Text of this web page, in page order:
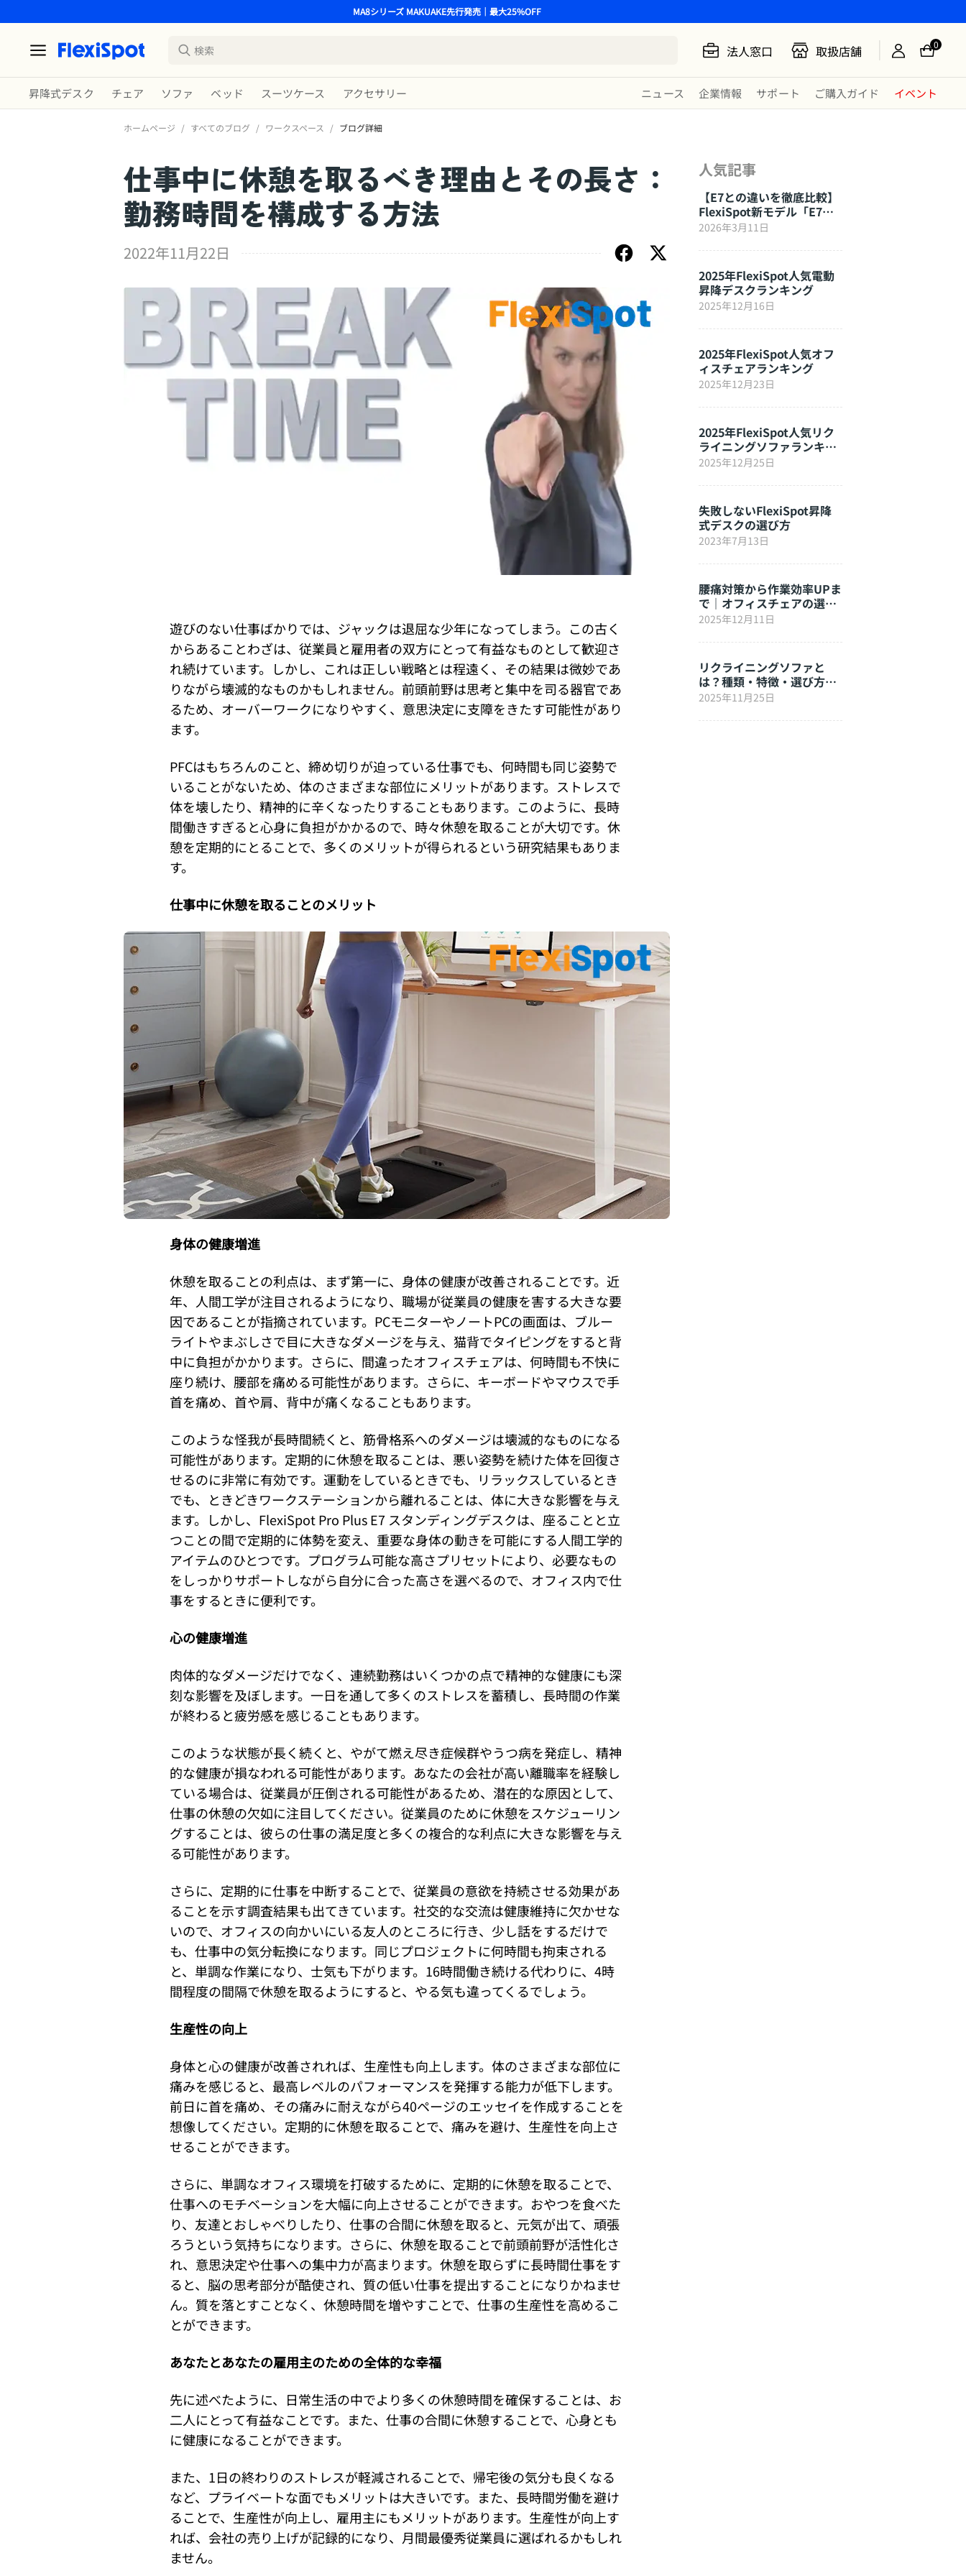
MA8シリーズ MAKUAKE先行発売｜最大25%OFF
法人窓口 取扱店舗 0
昇降式デスク チェア ソファ ベッド スーツケース アクセサリー ニュース 企業情報 サポート ご購入ガイド イベント
ホームページ / すべてのブログ / ワークスペース / ブログ詳細
仕事中に休憩を取るべき理由とその長さ：
勤務時間を構成する方法
2022年11月22日
遊びのない仕事ばかりでは、ジャックは退屈な少年になってしまう。この古く
からあることわざは、従業員と雇用者の双方にとって有益なものとして歓迎さ
れ続けています。しかし、これは正しい戦略とは程遠く、その結果は微妙であ
りながら壊滅的なものかもしれません。前頭前野は思考と集中を司る器官であ
るため、オーバーワークになりやすく、意思決定に支障をきたす可能性があり
ます。
PFCはもちろんのこと、締め切りが迫っている仕事でも、何時間も同じ姿勢で
いることがないため、体のさまざまな部位にメリットがあります。ストレスで
体を壊したり、精神的に辛くなったりすることもあります。このように、長時
間働きすぎると心身に負担がかかるので、時々休憩を取ることが大切です。休
憩を定期的にとることで、多くのメリットが得られるという研究結果もありま
す。
仕事中に休憩を取ることのメリット
身体の健康増進
休憩を取ることの利点は、まず第一に、身体の健康が改善されることです。近
年、人間工学が注目されるようになり、職場が従業員の健康を害する大きな要
因であることが指摘されています。PCモニターやノートPCの画面は、ブルー
ライトやまぶしさで目に大きなダメージを与え、猫背でタイピングをすると背
中に負担がかかります。さらに、間違ったオフィスチェアは、何時間も不快に
座り続け、腰部を痛める可能性があります。さらに、キーボードやマウスで手
首を痛め、首や肩、背中が痛くなることもあります。
このような怪我が長時間続くと、筋骨格系へのダメージは壊滅的なものになる
可能性があります。定期的に休憩を取ることは、悪い姿勢を続けた体を回復さ
せるのに非常に有効です。運動をしているときでも、リラックスしているとき
でも、ときどきワークステーションから離れることは、体に大きな影響を与え
ます。しかし、FlexiSpot Pro Plus E7 スタンディングデスクは、座ることと立
つことの間で定期的に体勢を変え、重要な身体の動きを可能にする人間工学的
アイテムのひとつです。プログラム可能な高さプリセットにより、必要なもの
をしっかりサポートしながら自分に合った高さを選べるので、オフィス内で仕
事をするときに便利です。
心の健康増進
肉体的なダメージだけでなく、連続勤務はいくつかの点で精神的な健康にも深
刻な影響を及ぼします。一日を通して多くのストレスを蓄積し、長時間の作業
が終わると疲労感を感じることもあります。
このような状態が長く続くと、やがて燃え尽き症候群やうつ病を発症し、精神
的な健康が損なわれる可能性があります。あなたの会社が高い離職率を経験し
ている場合は、従業員が圧倒される可能性があるため、潜在的な原因として、
仕事の休憩の欠如に注目してください。従業員のために休憩をスケジューリン
グすることは、彼らの仕事の満足度と多くの複合的な利点に大きな影響を与え
る可能性があります。
さらに、定期的に仕事を中断することで、従業員の意欲を持続させる効果があ
ることを示す調査結果も出てきています。社交的な交流は健康維持に欠かせな
いので、オフィスの向かいにいる友人のところに行き、少し話をするだけで
も、仕事中の気分転換になります。同じプロジェクトに何時間も拘束される
と、単調な作業になり、士気も下がります。16時間働き続ける代わりに、4時
間程度の間隔で休憩を取るようにすると、やる気も違ってくるでしょう。
生産性の向上
身体と心の健康が改善されれば、生産性も向上します。体のさまざまな部位に
痛みを感じると、最高レベルのパフォーマンスを発揮する能力が低下します。
前日に首を痛め、その痛みに耐えながら40ページのエッセイを作成することを
想像してください。定期的に休憩を取ることで、痛みを避け、生産性を向上さ
せることができます。
さらに、単調なオフィス環境を打破するために、定期的に休憩を取ることで、
仕事へのモチベーションを大幅に向上させることができます。おやつを食べた
り、友達とおしゃべりしたり、仕事の合間に休憩を取ると、元気が出て、頑張
ろうという気持ちになります。さらに、休憩を取ることで前頭前野が活性化さ
れ、意思決定や仕事への集中力が高まります。休憩を取らずに長時間仕事をす
ると、脳の思考部分が酷使され、質の低い仕事を提出することになりかねませ
ん。質を落とすことなく、休憩時間を増やすことで、仕事の生産性を高めるこ
とができます。
あなたとあなたの雇用主のための全体的な幸福
先に述べたように、日常生活の中でより多くの休憩時間を確保することは、お
二人にとって有益なことです。また、仕事の合間に休憩することで、心身とも
に健康になることができます。
また、1日の終わりのストレスが軽減されることで、帰宅後の気分も良くなる
など、プライベートな面でもメリットは大きいです。また、長時間労働を避け
ることで、生産性が向上し、雇用主にもメリットがあります。生産性が向上す
れば、会社の売り上げが記録的になり、月間最優秀従業員に選ばれるかもしれ
ません。
人気記事
【E7との違いを徹底比較】
FlexiSpot新モデル「E7
Click」はここが進化した
2026年3月11日
2025年FlexiSpot人気電動
昇降デスクランキング
2025年12月16日
2025年FlexiSpot人気オフ
ィスチェアランキング
2025年12月23日
2025年FlexiSpot人気リク
ライニングソファランキン
グ
2025年12月25日
失敗しないFlexiSpot昇降
式デスクの選び方
2023年7月13日
腰痛対策から作業効率UPま
で｜オフィスチェアの選び
方完全ガイド
2025年12月11日
リクライニングソファと
は？種類・特徴・選び方を
徹底解説
2025年11月25日